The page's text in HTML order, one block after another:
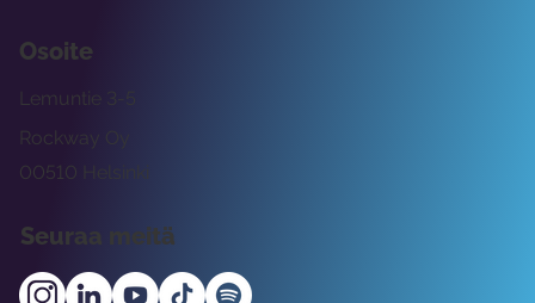
Osoite
Rockway Oy
Lemuntie 3-5
00510 Helsinki
Seuraa meitä